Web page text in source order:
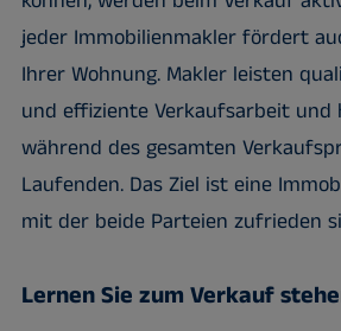
jeder Immobilienmakler fördert
Ihrer Wohnung. Makler leisten
und effiziente Verkaufsarbeit und
während des gesamten
Laufenden. Das Ziel ist eine
mit der beide Parteien zufrieden
Lernen Sie zum Verkauf